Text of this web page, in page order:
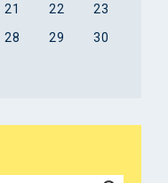
21 22
23
28 29
30